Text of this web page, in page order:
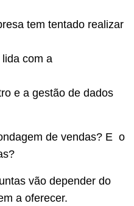
tem tentado realizar
com a
e a gestão de dados
de vendas? E o
vão depender do
a oferecer.